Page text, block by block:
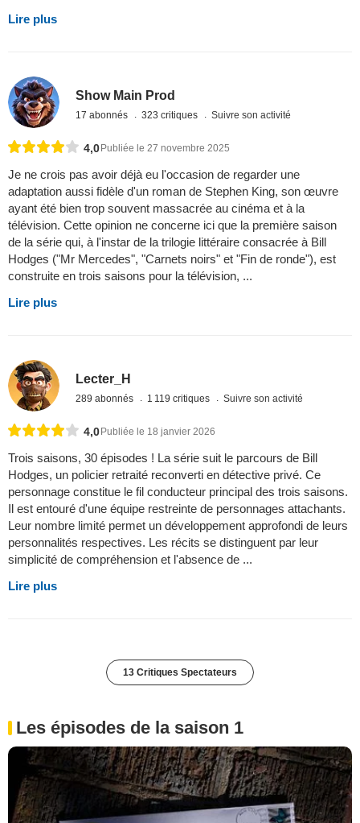
Lire plus
Show Main Prod
17 abonnés 323 critiques Suivre son activité
4,0 Publiée le 27 novembre 2025
Je ne crois pas avoir déjà eu l'occasion de regarder une
adaptation aussi fidèle d'un roman de Stephen King, son œuvre
ayant été bien trop souvent massacrée au cinéma et à la
télévision. Cette opinion ne concerne ici que la première saison
de la série qui, à l'instar de la trilogie littéraire consacrée à Bill
Hodges ("Mr Mercedes", "Carnets noirs" et "Fin de ronde"), est
construite en trois saisons pour la télévision, ...
Lire plus
Lecter_H
289 abonnés 1 119 critiques Suivre son activité
4,0 Publiée le 18 janvier 2026
Trois saisons, 30 épisodes ! La série suit le parcours de Bill
Hodges, un policier retraité reconverti en détective privé. Ce
personnage constitue le fil conducteur principal des trois saisons.
Il est entouré d'une équipe restreinte de personnages attachants.
Leur nombre limité permet un développement approfondi de leurs
personnalités respectives. Les récits se distinguent par leur
simplicité de compréhension et l'absence de ...
Lire plus
13 Critiques Spectateurs
Les épisodes de la saison 1